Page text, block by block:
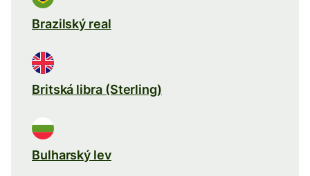
Brazilský real
Britská libra (Sterling)
Bulharský lev